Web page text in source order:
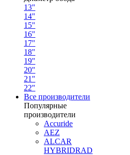
13"
14"
15"
16"
17"
18"
19"
20"
21"
22"
Все производители
Популярные
производители
Accuride
AEZ
ALCAR
HYBRIDRAD